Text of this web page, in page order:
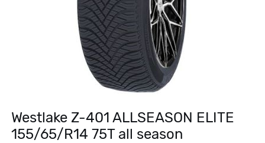
Westlake Z-401 ALLSEASON ELITE
155/65/R14 75T all season